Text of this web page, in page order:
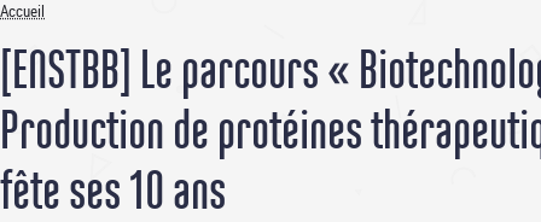
Fil
d'Ariane
Accueil
[ENSTBB] Le parcours «
Production de protéines
fête ses 10 ans